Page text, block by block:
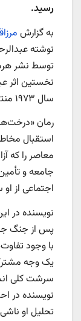
رسید.
به گزارش
نوشته
توسط نشر
نخستین اثر
سال ۱۹۷۳ منتشر شد.
رمان
استقبال
معاصر را که
جامعه و
اجتماعی از
نویسنده در
پس از جنگ
با وجود
یک وجه
سرشت کلی
نویسنده در
تحلیل او